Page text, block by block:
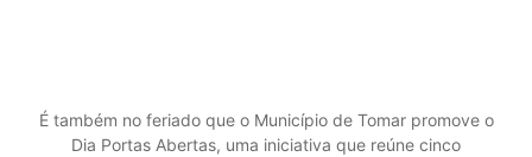
É também no feriado que o Município de Tomar promove o
Dia Portas Abertas, uma iniciativa que reúne cinco